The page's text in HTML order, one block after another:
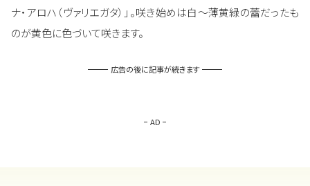
ナ・アロハ（ヴァリエガタ）」。咲き始めは白～薄黄緑の蕾だったも
のが黄色に色づいて咲きます。
広告の後に記事が続きます
AD